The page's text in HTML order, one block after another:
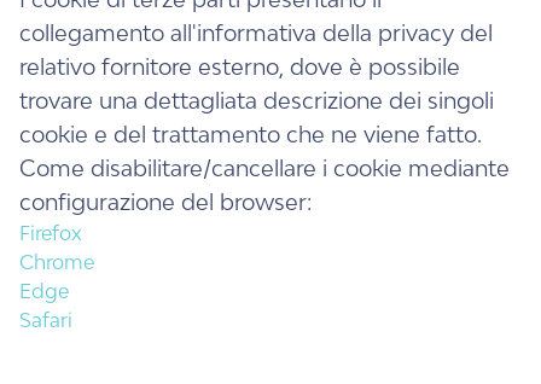
collegamento all'informativa della privacy del
relativo fornitore esterno, dove è possibile
trovare una dettagliata descrizione dei singoli
cookie e del trattamento che ne viene fatto.
Come disabilitare/cancellare i cookie mediante
configurazione del browser:
Firefox
Chrome
Edge
Safari